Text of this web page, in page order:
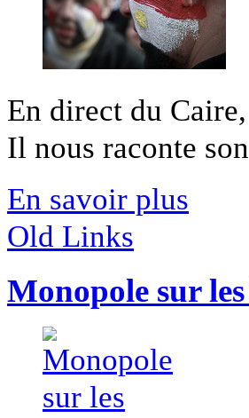
En direct du
Il nous raconte
En savoir plus
Old Links
Monopole sur les